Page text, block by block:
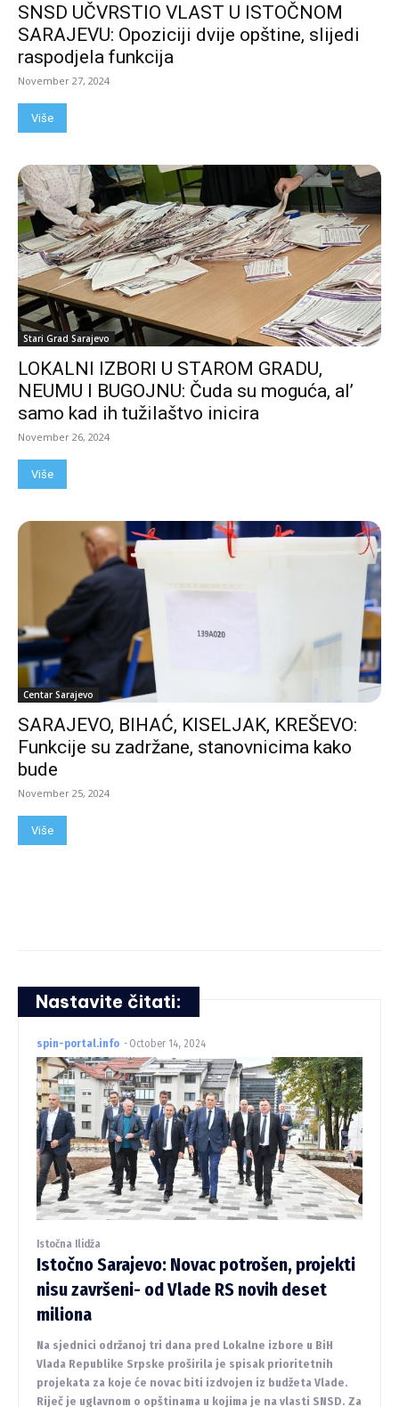
SNSD UČVRSTIO VLAST U ISTOČNOM
SARAJEVU: Opoziciji dvije opštine, slijedi
raspodjela funkcija
November 27, 2024
Više
Stari Grad Sarajevo
LOKALNI IZBORI U STAROM GRADU,
NEUMU I BUGOJNU: Čuda su moguća, al’
samo kad ih tužilaštvo inicira
November 26, 2024
Više
Centar Sarajevo
SARAJEVO, BIHAĆ, KISELJAK, KREŠEVO:
Funkcije su zadržane, stanovnicima kako
bude
November 25, 2024
Više
Nastavite čitati:
spin-portal.info - October 14, 2024
Istočna Ilidža
Istočno Sarajevo: Novac potrošen, projekti
nisu završeni- od Vlade RS novih deset
miliona
Na sjednici održanoj tri dana pred Lokalne izbore u BiH
Vlada Republike Srpske proširila je spisak prioritetnih
projekata za koje će novac biti izdvojen iz budžeta Vlade.
Riječ je uglavnom o opštinama u kojima je na vlasti SNSD. Za